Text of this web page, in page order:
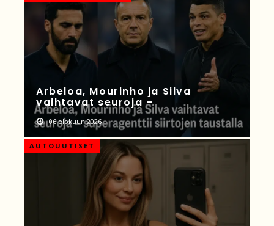
Arbeloa, Mourinho ja Silva
vaihtavat seuroja –
06 elokuun 2026
AUTOUUTISET